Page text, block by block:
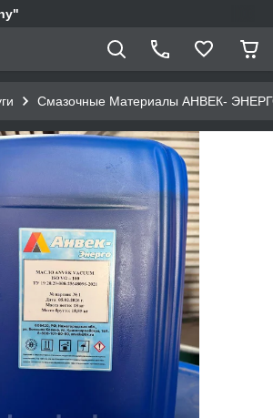
Смазочные Материалы АНВЕК-